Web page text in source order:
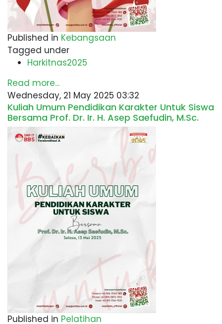
Published in Kebangsaan
Tagged under
Harkitnas2025
Read more...
Wednesday, 21 May 2025 03:32
Kuliah Umum Pendidikan Karakter Untuk Siswa
Bersama Prof. Dr. Ir. H. Asep Saefudin, M.Sc.
Published in Pelatihan